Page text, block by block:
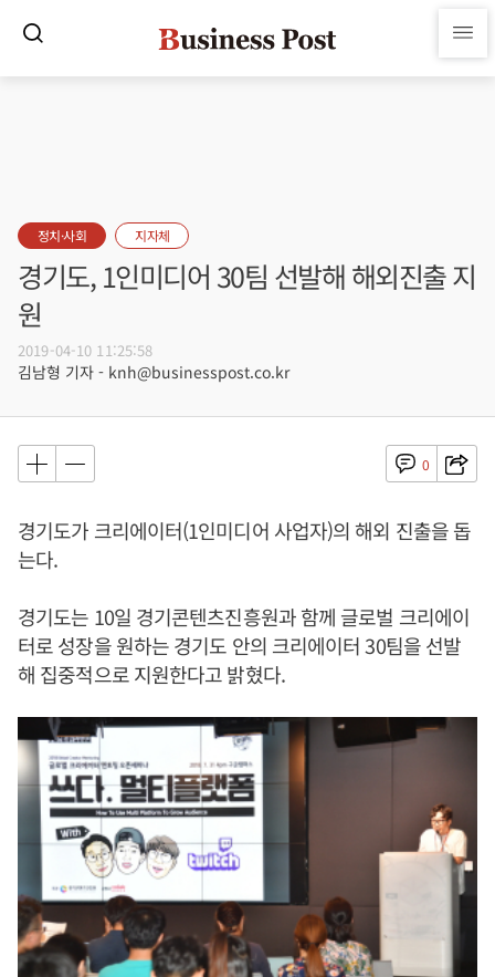
정치·사회 지자체
경기도, 1인미디어 30팀 선발해 해외진출 지
원
2019-04-10 11:25:58
김남형 기자 - knh@businesspost.co.kr
0
경기도가 크리에이터(1인미디어 사업자)의 해외 진출을 돕
는다.
경기도는 10일 경기콘텐츠진흥원과 함께 글로벌 크리에이
터로 성장을 원하는 경기도 안의 크리에이터 30팀을 선발
해 집중적으로 지원한다고 밝혔다.